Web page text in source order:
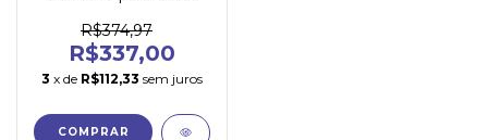
R$374,97
R$337,00
3 x de R$112,33 sem juros
COMPRAR